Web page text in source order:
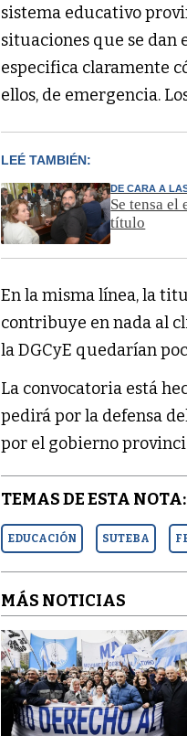
sistema educativo
situaciones que se dan
especifica claramente
ellos, de emergencia.
LEÉ TAMBIÉN:
DE CARA A
Se tensa el
título
En la misma línea, la
contribuye en nada al
la DGCyE quedarían
La convocatoria está
pedirá por la defensa
por el gobierno
TEMAS DE ESTA NOTA:
EDUCACIÓN SUTEBA
MÁS NOTICIAS